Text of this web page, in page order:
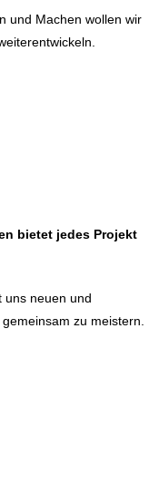
und Machen wollen wir
bietet jedes Projekt
uns neuen und
zu meistern.